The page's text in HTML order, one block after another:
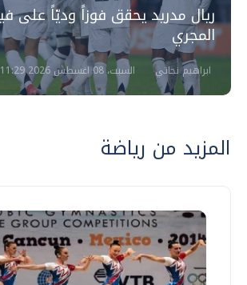
ريال مدريد يحقق فوزاً وديّاً على
المجري
ابراهيم نجاتي السبت، 08 اغسطس 2026 11:29 م
المزيد من رياضة